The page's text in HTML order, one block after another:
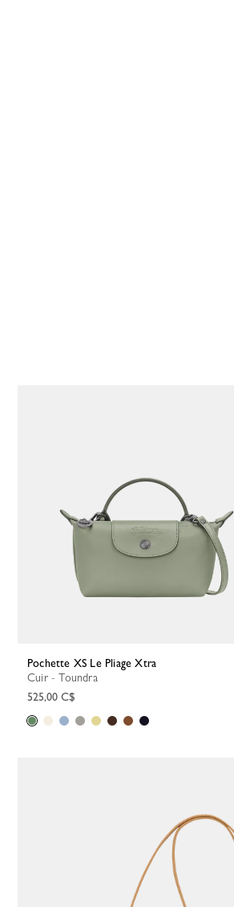
Pochette XS Le Pliage Xtra
Cuir - Toundra
525,00 C$